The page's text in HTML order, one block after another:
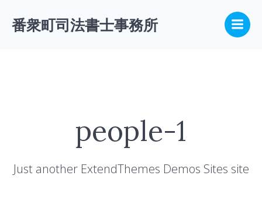
ン
テ
プ
番衆町司法書士事務所
people-1
Just another ExtendThemes Demos Sites site